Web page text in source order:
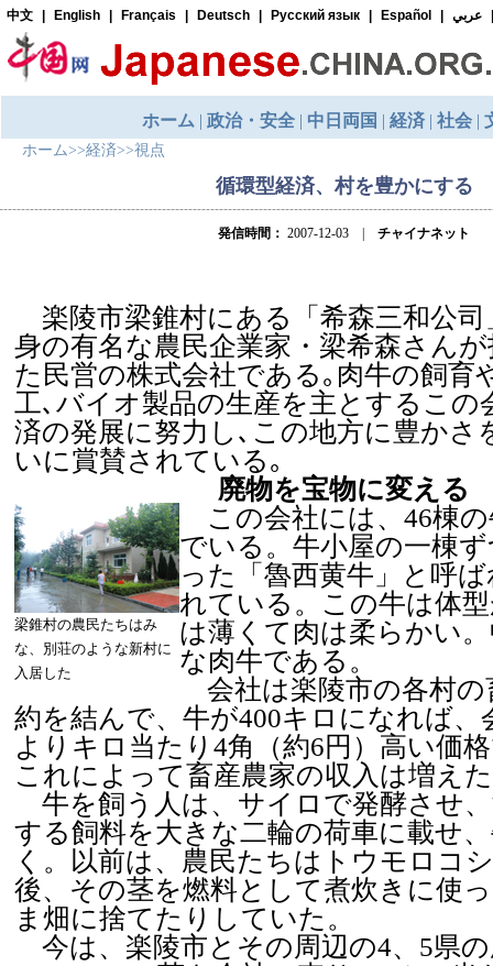
ホーム>>経済>>視点
循環型経済、村を豊かにする
発信時間： 2007-12-03 | チャイナネット
楽陵市梁錐村にある「希森三和公司
身の有名な農民企業家・梁希森さん
た民営の株式会社である｡肉牛の飼育
工､バイオ製品の生産を主とするこの
済の発展に努力し､この地方に豊かさ
いに賞賛されている｡
廃物を宝物に変える
梁錐村の農民たちはみ
な、別荘のような新村に
入居した
この会社には、46棟の
でいる。牛小屋の一棟
った「魯西黄牛」と呼
れている。この牛は体
は薄くて肉は柔らかい
な肉牛である。
会社は楽陵市の各村の
約を結んで、牛が400キロになれば、
よりキロ当たり4角（約6円）高い価
これによって畜産農家の収入は増え
牛を飼う人は、サイロで発酵させ
する飼料を大きな二輪の荷車に載せ
く。以前は、農民たちはトウモロコ
後、その茎を燃料として煮炊きに使
ま畑に捨てたりしていた。
今は、楽陵市とその周辺の4、5県